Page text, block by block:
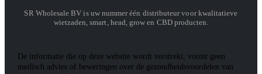
SR Wholesale BV is uw nummer één distributeur voor kwalitatieve
wietzaden, smart, head, grow en CBD producten.
De informatie die op deze website wordt verstrekt, vormt geen
medisch advies of beweringen over de gezondheidsvoordelen van